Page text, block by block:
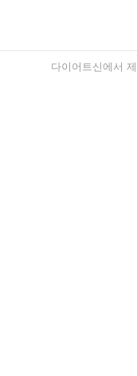
다이어트신에서